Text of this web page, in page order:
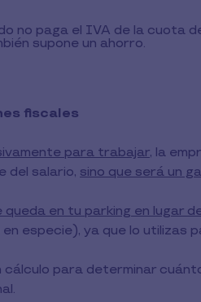
no paga el IVA de la cuota
supone un ahorro.
fiscales
para trabajar, la
del salario, sino que será un
queda en tu parking en lugar
especie), ya que lo utilizas
cálculo para determinar